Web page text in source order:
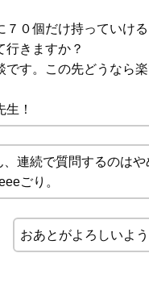
７０個だけ持っていけ
行きますか？
です。この先どうなら
！
、連続で質問するのはや
ごり。
おあとがよろしいよう